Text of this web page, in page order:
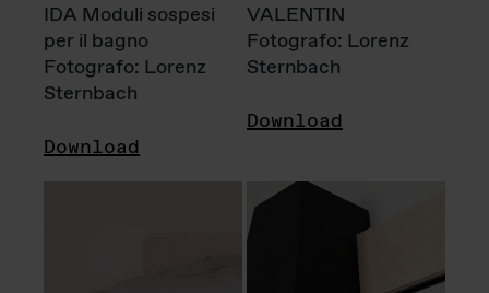
IDA Moduli sospesi
per il bagno
Fotografo: Lorenz
Sternbach
Download
VALENTIN
Fotografo: Lorenz
Sternbach
Download